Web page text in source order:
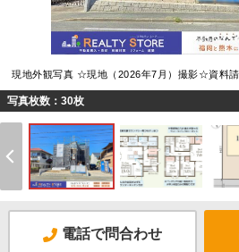
現地外観写真 ☆現地（2026年7月）撮影☆資料
写真枚数：30枚
電話で問合わせ